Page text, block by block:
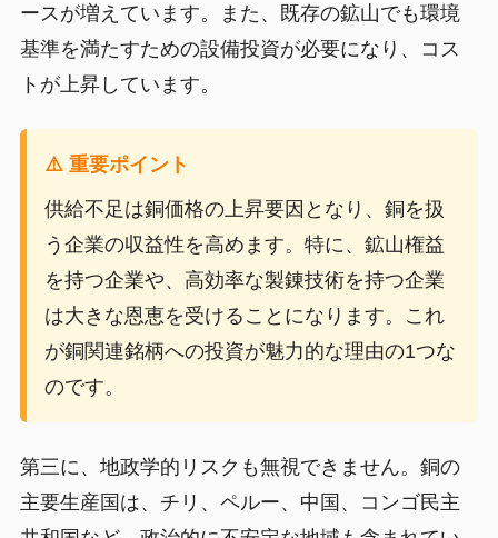
ースが増えています。また、既存の鉱山でも環境
基準を満たすための設備投資が必要になり、コス
トが上昇しています。
⚠️ 重要ポイント
供給不足は銅価格の上昇要因となり、銅を扱
う企業の収益性を高めます。特に、鉱山権益
を持つ企業や、高効率な製錬技術を持つ企業
は大きな恩恵を受けることになります。これ
が銅関連銘柄への投資が魅力的な理由の1つな
のです。
第三に、地政学的リスクも無視できません。銅の
主要生産国は、チリ、ペルー、中国、コンゴ民主